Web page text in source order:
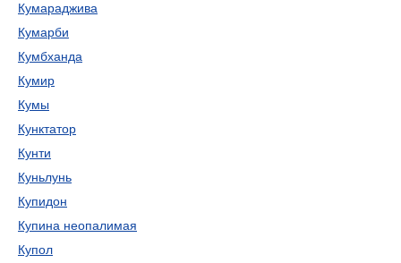
Кумараджива
Кумарби
Кумбханда
Кумир
Кумы
Кунктатор
Кунти
Куньлунь
Купидон
Купина неопалимая
Купол